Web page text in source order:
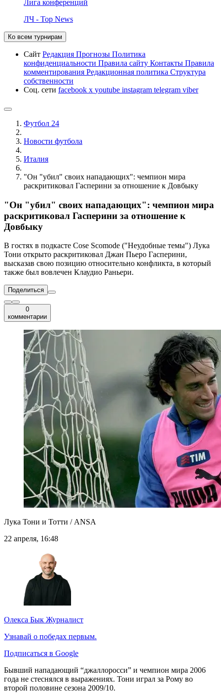
Лига конференций
ЛЧ - Top News
Ко всем турнирам
Сайт Редакция Прогнозы Политика
конфиденциальности Правила сайту Контакты Правила
комментирования Редакционная политика Структура
собственности
Соц. сети facebook x youtube instagram telegram viber
Футбол 24
Новости футбола
Италия
"Он "убил" своих нападающих": чемпион мира
раскритиковал Гасперини за отношение к Довбыку
"Он "убил" своих нападающих": чемпион мира
раскритиковал Гасперини за отношение к
Довбыку
В гостях в подкасте Cose Scomode ("Неудобные темы") Лука
Тони открыто раскритиковал Джан Пьеро Гасперини,
высказав свою позицию относительно конфликта, в который
также был вовлечен Клаудио Раньери.
Поделиться
0
комментарии
Лука Тони и Тотти / ANSA
22 апреля, 16:48
Олекса Бык Журналист
Узнавай о победах первым.
Подписаться в Google
Бывший нападающий “джаллоросси” и чемпион мира 2006
года не стеснялся в выражениях. Тони играл за Рому во
второй половине сезона 2009/10.